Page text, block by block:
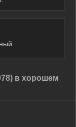
в хорошем